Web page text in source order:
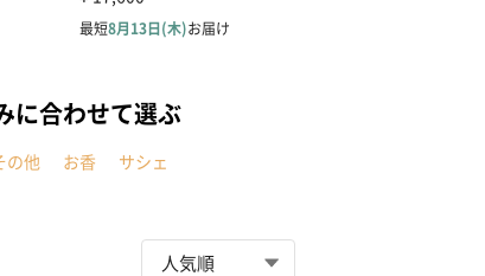
に合わせて選ぶ
の他 お香 サシェ